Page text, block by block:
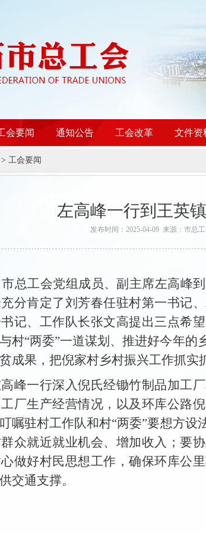
会要闻 通知公告 工会改革 文件资
> 工会要闻
左高峰一行到王英
发布时间：2025-04-09 来源：市
总工会党组成员、副主席左高峰
分肯定了刘芳春任驻村第一书记
记、工作队长张文高提出三点希
村“两委”一道谋划、推进好今年
成果，把倪家村乡村振兴工作抓实
峰一行深入倪氏经锄竹制品加工
厂生产经营情况，以及环库公路
嘱驻村工作队和村“两委”要想方设
众就近就业机会、增加收入；要
做好村民思想工作，确保环库公
交通支撑。